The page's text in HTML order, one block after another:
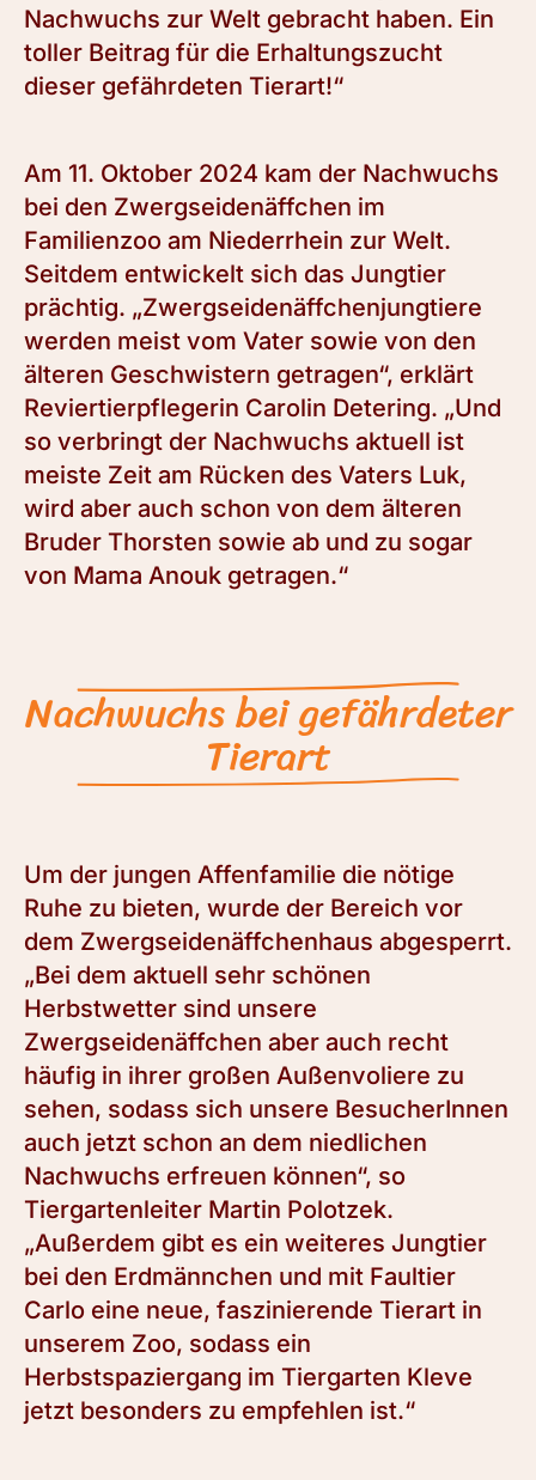
Nachwuchs zur Welt gebracht haben. Ein
toller Beitrag für die Erhaltungszucht
dieser gefährdeten Tierart!“
Am 11. Oktober 2024 kam der Nachwuchs
bei den Zwergseidenäffchen im
Familienzoo am Niederrhein zur Welt.
Seitdem entwickelt sich das Jungtier
prächtig. „Zwergseidenäffchenjungtiere
werden meist vom Vater sowie von den
älteren Geschwistern getragen“, erklärt
Reviertierpflegerin Carolin Detering. „Und
so verbringt der Nachwuchs aktuell ist
meiste Zeit am Rücken des Vaters Luk,
wird aber auch schon von dem älteren
Bruder Thorsten sowie ab und zu sogar
von Mama Anouk getragen.“
Nachwuchs bei gefährdeter
Tierart
Um der jungen Affenfamilie die nötige
Ruhe zu bieten, wurde der Bereich vor
dem Zwergseidenäffchenhaus abgesperrt.
„Bei dem aktuell sehr schönen
Herbstwetter sind unsere
Zwergseidenäffchen aber auch recht
häufig in ihrer großen Außenvoliere zu
sehen, sodass sich unsere BesucherInnen
auch jetzt schon an dem niedlichen
Nachwuchs erfreuen können“, so
Tiergartenleiter Martin Polotzek.
„Außerdem gibt es ein weiteres Jungtier
bei den Erdmännchen und mit Faultier
Carlo eine neue, faszinierende Tierart in
unserem Zoo, sodass ein
Herbstspaziergang im Tiergarten Kleve
jetzt besonders zu empfehlen ist.“